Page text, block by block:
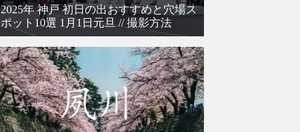
2025年 神戸 初日の出おすすめと穴場ス
ポット10選 1月1日元旦 // 撮影方法